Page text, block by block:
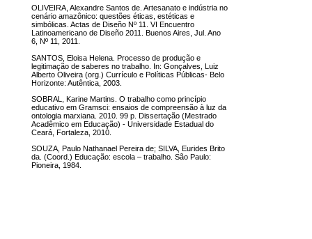
OLIVEIRA, Alexandre Santos de. Artesanato e indústria no
cenário amazônico: questões éticas, estéticas e
simbólicas. Actas de Diseño Nº 11. VI Encuentro
Latinoamericano de Diseño 2011. Buenos Aires, Jul. Ano
6, Nº 11, 2011.
SANTOS, Eloisa Helena. Processo de produção e
legitimação de saberes no trabalho. In: Gonçalves, Luiz
Alberto Oliveira (org.) Currículo e Políticas Públicas- Belo
Horizonte: Autêntica, 2003.
SOBRAL, Karine Martins. O trabalho como princípio
educativo em Gramsci: ensaios de compreensão à luz da
ontologia marxiana. 2010. 99 p. Dissertação (Mestrado
Acadêmico em Educação) - Universidade Estadual do
Ceará, Fortaleza, 2010.
SOUZA, Paulo Nathanael Pereira de; SILVA, Eurides Brito
da. (Coord.) Educação: escola – trabalho. São Paulo:
Pioneira, 1984.